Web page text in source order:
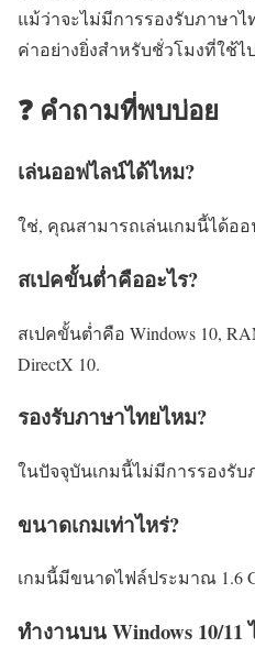
แม้ว่าจะไม่มีการรองรับภาษา
ค่าอย่างยิ่งสำหรับชั่วโมงที่ใช้ไ
❓ คำถามที่พบบ่อย
เล่นออฟไลน์ได้ไหม?
ใช่, คุณสามารถเล่นเกมนี้ได้ออ
สเปคขั้นต่ำคืออะไร?
สเปคขั้นต่ำคือ Windows 10,
DirectX 10.
รองรับภาษาไทยไหม?
ในปัจจุบันเกมนี้ไม่มีการรองรับ
ขนาดเกมเท่าไหร่?
เกมนี้มีขนาดไฟล์ประมาณ 1.6
ทำงานบน Windows 10/11